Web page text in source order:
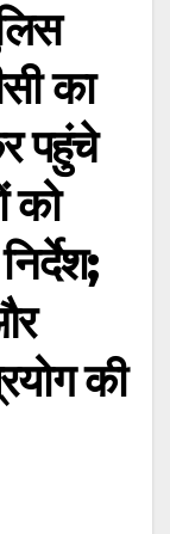
का
पहुंचे
को
की